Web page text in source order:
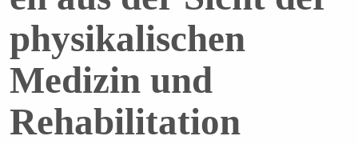
physikalischen
Medizin und
Rehabilitation